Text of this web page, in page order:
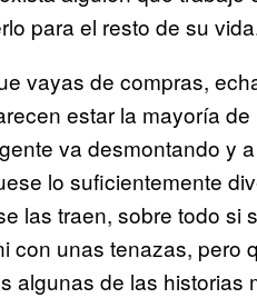
para el resto de su
vayas de compras,
estar la mayoría
va desmontando y
lo suficientemente
las traen, sobre todo
con unas tenazas, pero
algunas de las historias